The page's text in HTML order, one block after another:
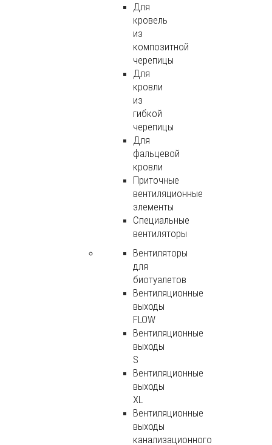
Для
кровель
из
композитной
черепицы
Для
кровли
из
гибкой
черепицы
Для
фальцевой
кровли
Приточные
вентиляционные
элементы
Специальные
вентиляторы
Вентиляторы
для
биотуалетов
Вентиляционные
выходы
FLOW
Вентиляционные
выходы
S
Вентиляционные
выходы
XL
Вентиляционные
выходы
канализационного